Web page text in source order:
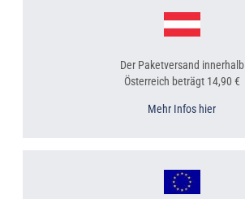
Der Paketversand innerhalb
Österreich beträgt 14,90 €
Mehr Infos hier